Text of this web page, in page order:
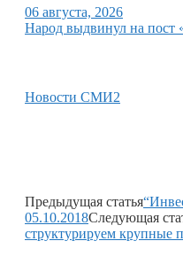
06 августа, 2026
Народ выдвинул на пост
Новости СМИ2
Предыдущая статья
05.10.2018Следующая
структурируем крупные